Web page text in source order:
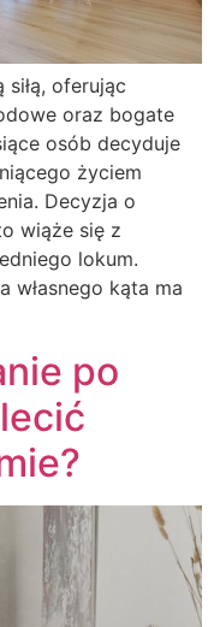
oferując
oraz bogate
osób decyduje
życiem
Decyzja o
wiąże się z
lokum.
własnego kąta ma
po